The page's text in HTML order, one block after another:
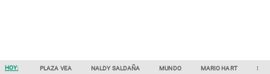
HOY: PLAZA VEA NALDY SALDAÑA MUNDO MARIO HART